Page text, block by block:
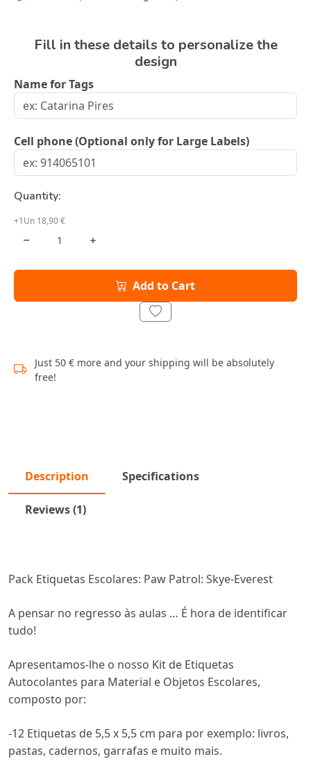
Fill in these details to personalize the
design
Name for Tags
Cell phone (Optional only for Large Labels)
Quantity:
+1Un 18,90 €
Add to Cart
Just 50 € more and your shipping will be absolutely
free!
Description Specifications
Reviews (1)
Pack Etiquetas Escolares: Paw Patrol: Skye-Everest
A pensar no regresso às aulas … É hora de identificar
tudo!
Apresentamos-lhe o nosso Kit de Etiquetas
Autocolantes para Material e Objetos Escolares,
composto por:
-12 Etiquetas de 5,5 x 5,5 cm para por exemplo: livros,
pastas, cadernos, garrafas e muito mais.